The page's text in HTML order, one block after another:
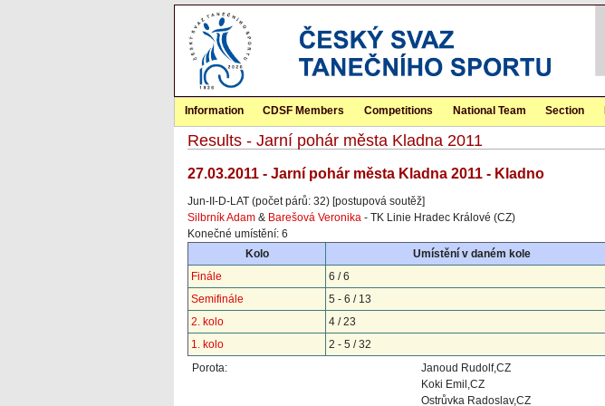
Information CDSF Members Competitions National Team Section
Results - Jarní pohár města Kladna 2011
27.03.2011 - Jarní pohár města Kladna 2011 - Kladno
Jun-II-D-LAT (počet párů: 32) [postupová soutěž]
Silbrník Adam & Barešová Veronika - TK Linie Hradec Králové (CZ)
Konečné umístění: 6
Kolo
Umístění v daném kole
Finále
6 / 6
Semifinále
5 - 6 / 13
2. kolo
4 / 23
1. kolo
2 - 5 / 32
Porota:
Janoud Rudolf,CZ
Koki Emil,CZ
Ostrůvka Radoslav,CZ